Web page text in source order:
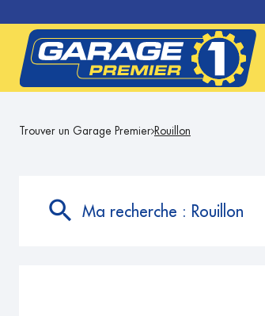
Trouver un Garage Premier Rouillon
Ma recherche : Rouillon